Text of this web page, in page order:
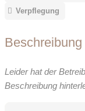
Verpflegung
Leider hat der
Beschreibung